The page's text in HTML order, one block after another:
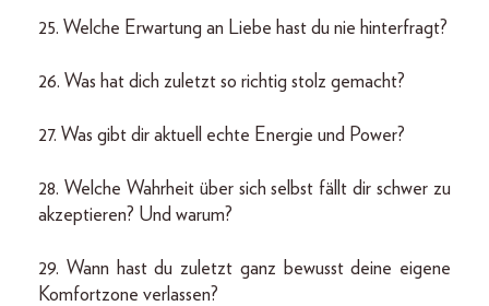
25. Welche Erwartung an Liebe hast du nie hinterfragt?
26. Was hat dich zuletzt so richtig stolz gemacht?
27. Was gibt dir aktuell echte Energie und Power?
28. Welche Wahrheit über sich selbst fällt dir schwer zu
akzeptieren? Und warum?
29. Wann hast du zuletzt ganz bewusst deine eigene
Komfortzone verlassen?